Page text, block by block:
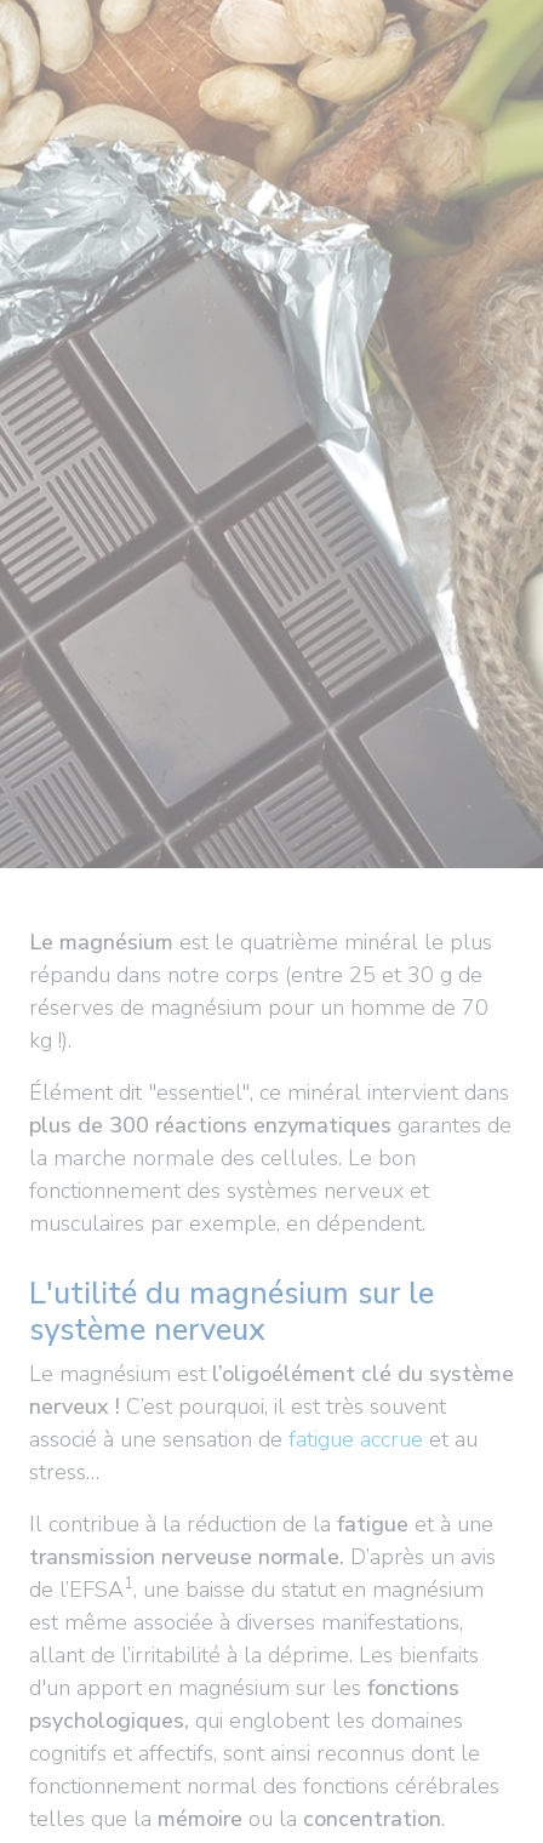
Le magnésium est le quatrième minéral le plus
répandu dans notre corps (entre 25 et 30 g de
réserves de magnésium pour un homme de 70
kg !).
Élément dit "essentiel", ce minéral intervient dans
plus de 300 réactions enzymatiques garantes de
la marche normale des cellules. Le bon
fonctionnement des systèmes nerveux et
musculaires par exemple, en dépendent.
L'utilité du magnésium sur le
système nerveux
Le magnésium est l’oligoélément clé du système
nerveux ! C’est pourquoi, il est très souvent
associé à une sensation de fatigue accrue et au
stress…
Il contribue à la réduction de la fatigue et à une
transmission nerveuse normale. D’après un avis
de l’EFSA1, une baisse du statut en magnésium
est même associée à diverses manifestations,
allant de l’irritabilité à la déprime. Les bienfaits
d'un apport en magnésium sur les fonctions
psychologiques, qui englobent les domaines
cognitifs et affectifs, sont ainsi reconnus dont le
fonctionnement normal des fonctions cérébrales
telles que la mémoire ou la concentration.